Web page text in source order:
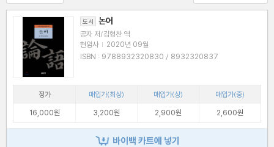
도서 논어
공자 저/김형찬 역
현암사 | 2020년 09월
ISBN : 9788932320830 / 8932320837
정가 매입가(최상) 매입가(상)
매입가(중)
16,000원
3,200원 2,900원 2,600원
바이백 카트에 넣기